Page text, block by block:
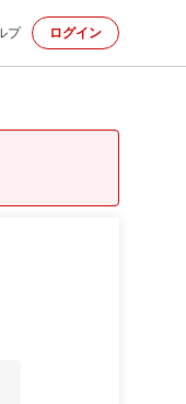
プ ログイン